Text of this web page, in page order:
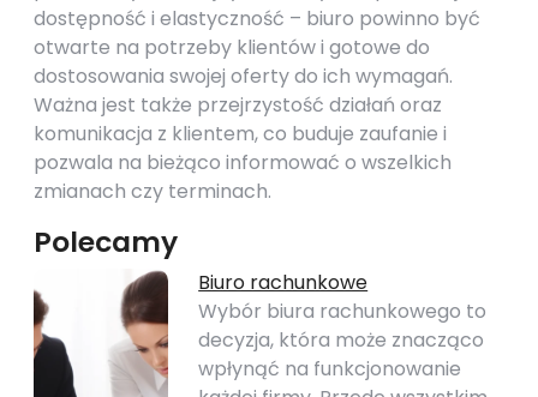
dostępność i elastyczność – biuro powinno być
otwarte na potrzeby klientów i gotowe do
dostosowania swojej oferty do ich wymagań.
Ważna jest także przejrzystość działań oraz
komunikacja z klientem, co buduje zaufanie i
pozwala na bieżąco informować o wszelkich
zmianach czy terminach.
Polecamy
Biuro rachunkowe
Wybór biura rachunkowego to
decyzja, która może znacząco
wpłynąć na funkcjonowanie